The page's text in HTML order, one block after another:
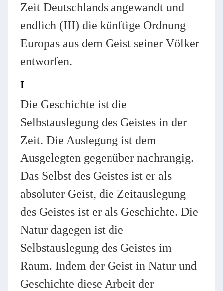
Zeit Deutschlands angewandt und
endlich (III) die künftige Ordnung
Europas aus dem Geist seiner Völker
entworfen.
I
Die Geschichte ist die
Selbstauslegung des Geistes in der
Zeit. Die Auslegung ist dem
Ausgelegten gegenüber nachrangig.
Das Selbst des Geistes ist er als
absoluter Geist, die Zeitauslegung
des Geistes ist er als Geschichte. Die
Natur dagegen ist die
Selbstauslegung des Geistes im
Raum. Indem der Geist in Natur und
Geschichte diese Arbeit der